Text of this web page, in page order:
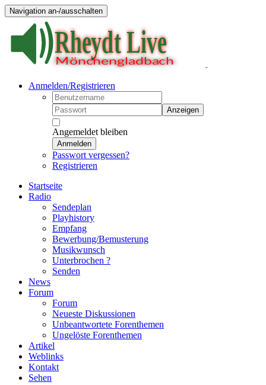
Navigation an-/ausschalten
Anmelden/Registrieren
Anzeigen
Angemeldet bleiben
Anmelden
Passwort vergessen?
Registrieren
Startseite
Radio
Sendeplan
Playhistory
Empfang
Bewerbung/Bemusterung
Musikwunsch
Unterbrochen ?
Senden
News
Forum
Forum
Neueste Diskussionen
Unbeantwortete Forenthemen
Ungelöste Forenthemen
Artikel
Weblinks
Kontakt
Sehen